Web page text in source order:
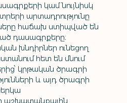
կամ նույնիսկ
արտադրությունը
հաճախ ստիպված են
դասագրքերը:
խնդիրներ ունեցող
հետ են մնում
կրթական ծրագրի
և այդ ծրագրի